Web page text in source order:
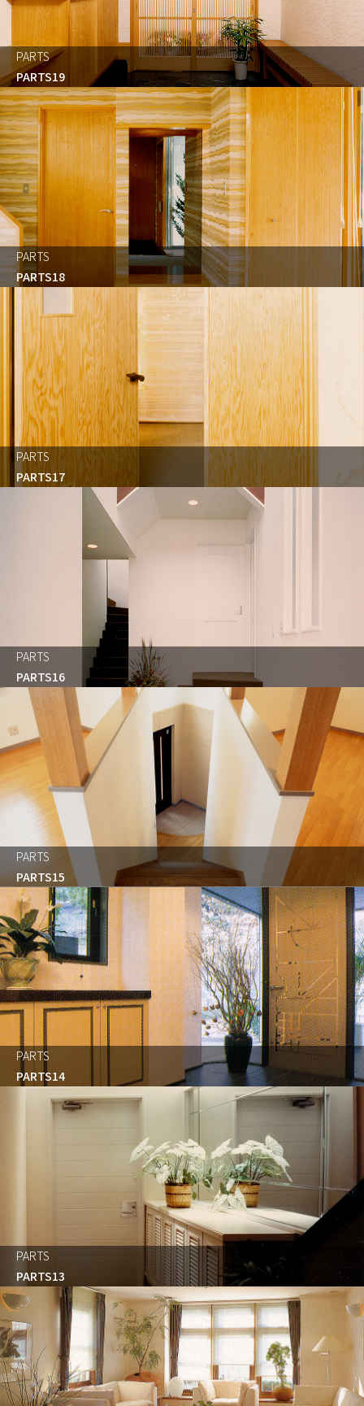
PARTS
PARTS19
PARTS
PARTS18
PARTS
PARTS17
PARTS
PARTS16
PARTS
PARTS15
PARTS
PARTS14
PARTS
PARTS13